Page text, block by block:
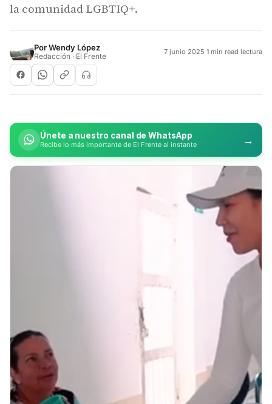
la comunidad LGBTIQ+.
PorWendy López
Redacción · El Frente 7 junio 2025·1 min read lectura
Únete a nuestro canal de WhatsApp
Recibe lo más importante de El Frente al instante →